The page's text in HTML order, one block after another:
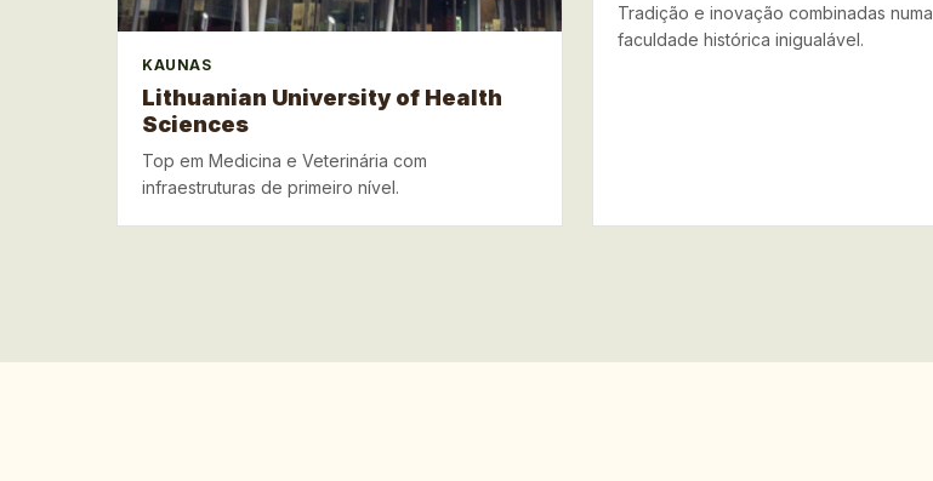
KAUNAS
Lithuanian University of Health
Sciences
Top em Medicina e Veterinária com
infraestruturas de primeiro nível.
Tradição e inovação combinadas numa
faculdade histórica inigualável.